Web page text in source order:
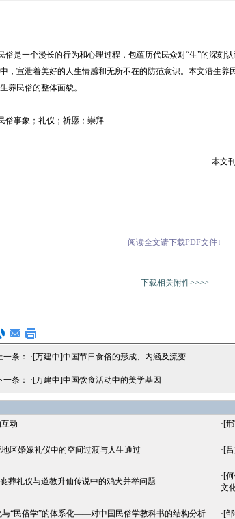
俗是一个漫长的行为和心理过程，包蕴历代民众对“生”的深刻
，宣泄着美好的人生情感和无所不在的防范意识。本文沿生
养民俗的整体面貌。
俗事象；礼仪；祈愿；崇拜
本文
阅读全文请下载PDF文件↓
下载相关附件>>>>
一条： ·[万建中]中国节日食俗的形成、内涵及流变
一条： ·[万建中]中国饮食活动中的美学基因
动 ·[
区婚嫁礼仪中的空间过渡与人生通过 ·[
葬礼仪与道教升仙传说中的鸡犬并举问题
·[
文
与“民俗学”的体系化——对中国民俗学教科书的结构分析 ·[